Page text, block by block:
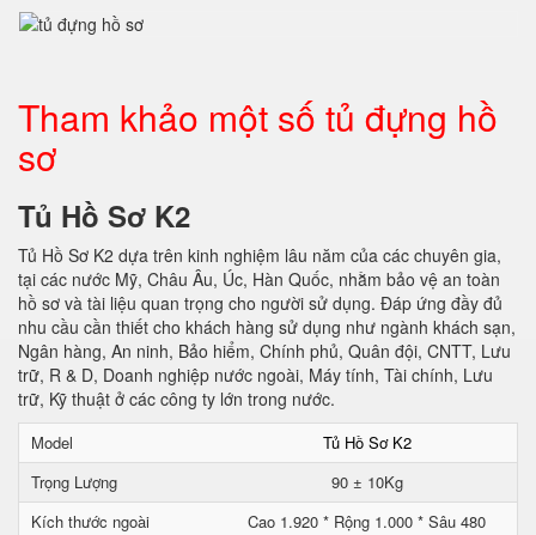
Tham khảo một số tủ đựng hồ
sơ
Tủ Hồ Sơ K2
Tủ Hồ Sơ K2 dựa trên kinh nghiệm lâu năm của các chuyên gia,
tại các nước Mỹ, Châu Âu, Úc, Hàn Quốc, nhằm bảo vệ an toàn
hồ sơ và tài liệu quan trọng cho người sử dụng. Đáp ứng đầy đủ
nhu cầu cần thiết cho khách hàng sử dụng như ngành khách sạn,
Ngân hàng, An ninh, Bảo hiểm, Chính phủ, Quân đội, CNTT, Lưu
trữ, R & D, Doanh nghiệp nước ngoài, Máy tính, Tài chính, Lưu
trữ, Kỹ thuật ở các công ty lớn trong nước.
Model
Tủ Hồ Sơ K2
Trọng Lượng
90 ± 10Kg
Kích thước ngoài
Cao 1.920 * Rộng 1.000 * Sâu 480